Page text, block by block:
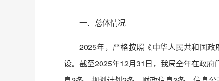
一、总体情况
2025年，严格按照《中华人民共和国
设。截至2025年12月31日，我局全年在政